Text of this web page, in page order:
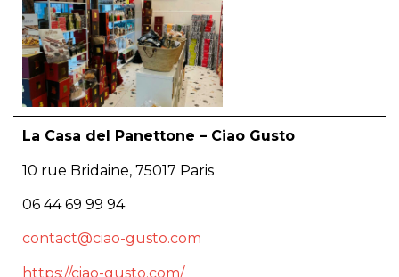
La Casa del Panettone – Ciao Gusto
10 rue Bridaine, 75017 Paris
06 44 69 99 94
contact@ciao-gusto.com
https://ciao-gusto.com/